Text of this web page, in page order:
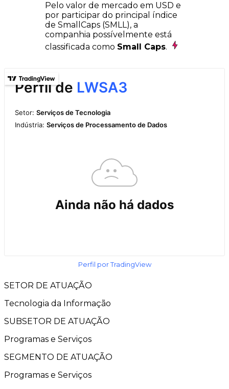
Pelo valor de mercado em USD e
por participar do principal índice
de SmallCaps (SMLL), a
companhia possívelmente está
classificada como Small Caps.
Perfil por TradingView
SETOR DE ATUAÇÃO
Tecnologia da Informação
SUBSETOR DE ATUAÇÃO
Programas e Serviços
SEGMENTO DE ATUAÇÃO
Programas e Serviços